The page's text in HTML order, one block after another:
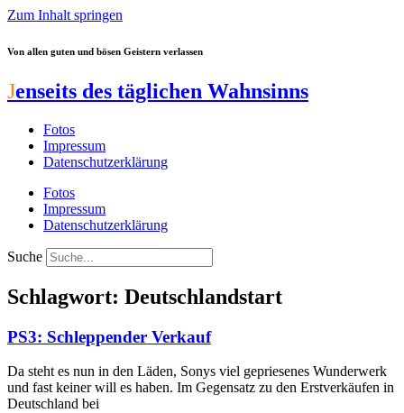
Zum Inhalt springen
Von allen guten und bösen Geistern verlassen
Jenseits des täglichen Wahnsinns
Fotos
Impressum
Datenschutzerklärung
Fotos
Impressum
Datenschutzerklärung
Suche
Schlagwort: Deutschlandstart
PS3: Schleppender Verkauf
Da steht es nun in den Läden, Sonys viel gepriesenes Wunderwerk
und fast keiner will es haben. Im Gegensatz zu den Erstverkäufen in
Deutschland bei